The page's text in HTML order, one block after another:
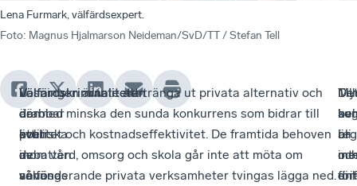
Lena Furmark, välfärdsexpert.
Foto: Magnus Hjalmarson Neideman/SvD/TT / Stefan Tell
Välfärdskriminaliteten
är
ett
av
vår
Välfärdskriminaliteten
drabbar
även
de
seriösa
I
den
politiska
debatten
används
Lösningen är inte att tränga ut privata alternativ och
därmed minska den sunda konkurrens som bidrar till
kvalitet och kostnadseffektivitet. De framtida behoven
inom vård, omsorg och skola går inte att möta om
välfungerande privata verksamheter tvingas lägga ned.
är
bli